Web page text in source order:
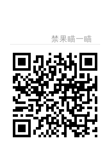
禁果瞄一瞄